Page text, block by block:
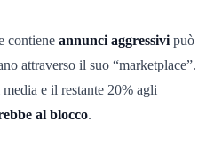
contiene annunci aggressivi può
attraverso il suo “marketplace”.
e il restante 20% agli
al blocco.